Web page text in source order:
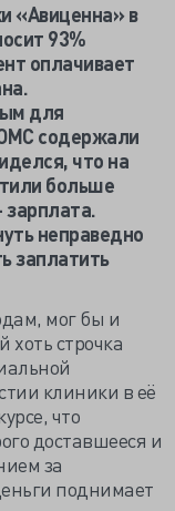
«Авиценна» в
93%
оплачивает
для
содержали
что на
больше
зарплата.
неправедно
заплатить
мог бы и
хоть строчка
клиники в её
что
доставшееся и
за
поднимает